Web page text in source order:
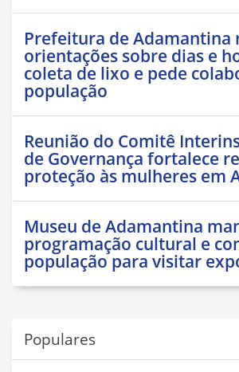
Prefeitura de Adamantina
orientações sobre dias e
coleta de lixo e pede
população
Reunião do Comitê
de Governança fortalece
proteção às mulheres em
Museu de Adamantina
programação cultural e
população para visitar
Populares